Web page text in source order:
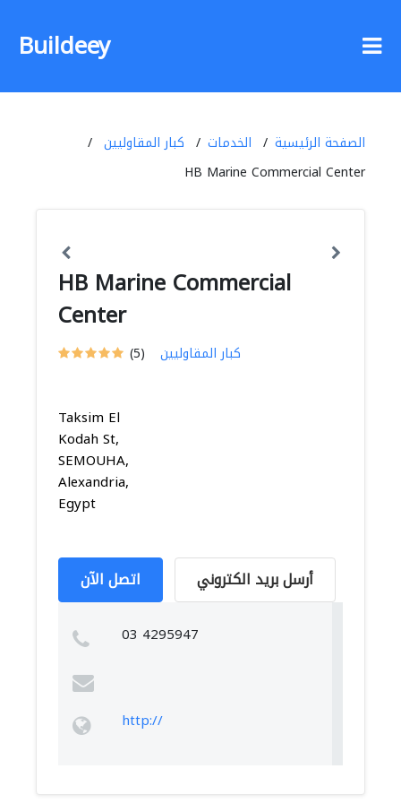
Buildeey
الصفحة الرئيسية الخدمات
كبار المقاوليين
HB Marine Commercial Center
HB Marine Commercial
Center
(5) كبار المقاوليين
Taksim El
Kodah St,
SEMOUHA,
Alexandria,
Egypt
اتصل الآن أرسل بريد الكتروني
03 4295947
http://